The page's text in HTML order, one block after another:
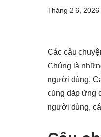
Tháng 2 6, 2026
Các câu
Chúng là
người dùng.
cùng đáp ứng
người dùng,